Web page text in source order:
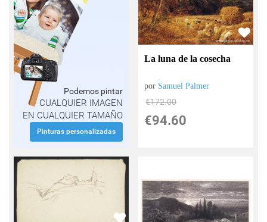
Podemos pintar
CUALQUIER IMAGEN
EN CUALQUIER TAMAÑO
Pinturas personalizadas
La luna de la cosecha
por Samuel Palmer
€172.00
€94.60